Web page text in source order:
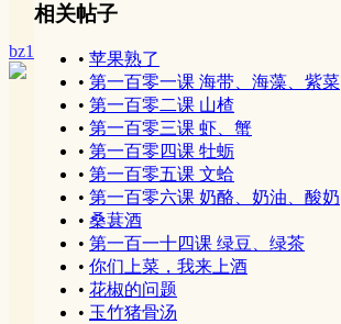
bz1
相关帖子
• 苹果熟了
• 第一百零一课 海带、海藻、紫菜
• 第一百零二课 山楂
• 第一百零三课 虾、蟹
• 第一百零四课 牡蛎
• 第一百零五课 文蛤
• 第一百零六课 奶酪、奶油、酸奶
• 桑葚酒
• 第一百一十四课 绿豆、绿茶
• 你们上菜，我来上酒
• 花椒的问题
• 玉竹猪骨汤